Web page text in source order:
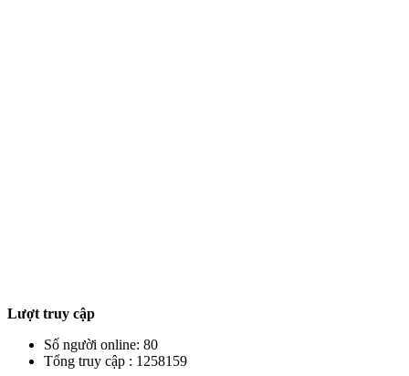
Lượt truy cập
Số người online: 80
Tổng truy cập : 1258159